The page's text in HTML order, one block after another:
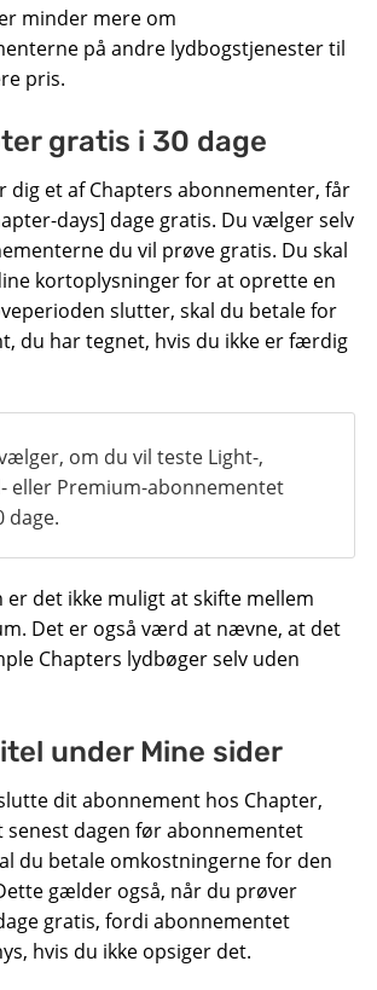
minder mere om
på andre lydbogstjenester til
pris.
gratis i 30 dage
dig et af Chapters abonnementer, får
days] dage gratis. Du vælger selv
du vil prøve gratis. Du skal
kortoplysninger for at oprette en
slutter, skal du betale for
du har tegnet, hvis du ikke er færdig
om du vil teste Light-,
eller Premium-abonnementet
dage.
det ikke muligt at skifte mellem
Det er også værd at nævne, at det
Chapters lydbøger selv uden
under Mine sider
dit abonnement hos Chapter,
senest dagen før abonnementet
du betale omkostningerne for den
gælder også, når du prøver
gratis, fordi abonnementet
hvis du ikke opsiger det.